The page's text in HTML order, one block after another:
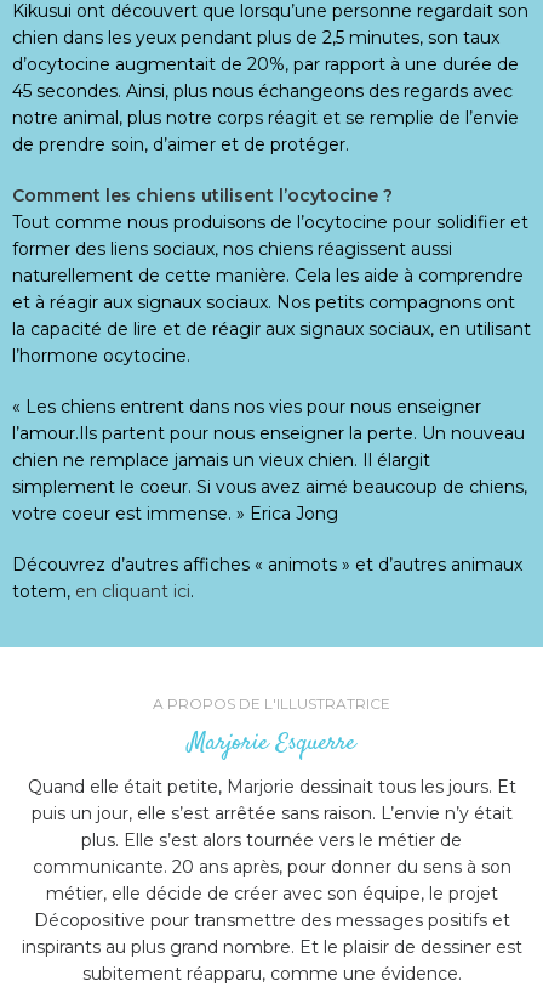
Kikusui ont découvert que lorsqu’une personne regardait son
chien dans les yeux pendant plus de 2,5 minutes, son taux
d’ocytocine augmentait de 20%, par rapport à une durée de
45 secondes. Ainsi, plus nous échangeons des regards avec
notre animal, plus notre corps réagit et se remplie de l’envie
de prendre soin, d’aimer et de protéger.
Comment les chiens utilisent l’ocytocine ?
Tout comme nous produisons de l’ocytocine pour solidifier et
former des liens sociaux, nos chiens réagissent aussi
naturellement de cette manière. Cela les aide à comprendre
et à réagir aux signaux sociaux. Nos petits compagnons ont
la capacité de lire et de réagir aux signaux sociaux, en utilisant
l’hormone ocytocine.
« Les chiens entrent dans nos vies pour nous enseigner
l’amour.Ils partent pour nous enseigner la perte. Un nouveau
chien ne remplace jamais un vieux chien. Il élargit
simplement le coeur. Si vous avez aimé beaucoup de chiens,
votre coeur est immense. » Erica Jong
Découvrez d’autres affiches « animots » et d’autres animaux
totem, en cliquant ici.
A PROPOS DE L'ILLUSTRATRICE
Marjorie Esquerre
Quand elle était petite, Marjorie dessinait tous les jours. Et
puis un jour, elle s’est arrêtée sans raison. L’envie n’y était
plus. Elle s’est alors tournée vers le métier de
communicante. 20 ans après, pour donner du sens à son
métier, elle décide de créer avec son équipe, le projet
Décopositive pour transmettre des messages positifs et
inspirants au plus grand nombre. Et le plaisir de dessiner est
subitement réapparu, comme une évidence.